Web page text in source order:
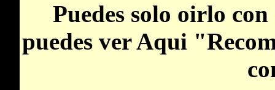
Puedes solo oirlo
puedes ver Aqui